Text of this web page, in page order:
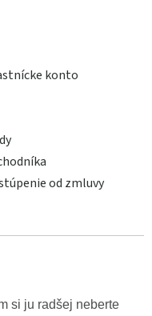
konto
od zmluvy
si ju radšej neberte